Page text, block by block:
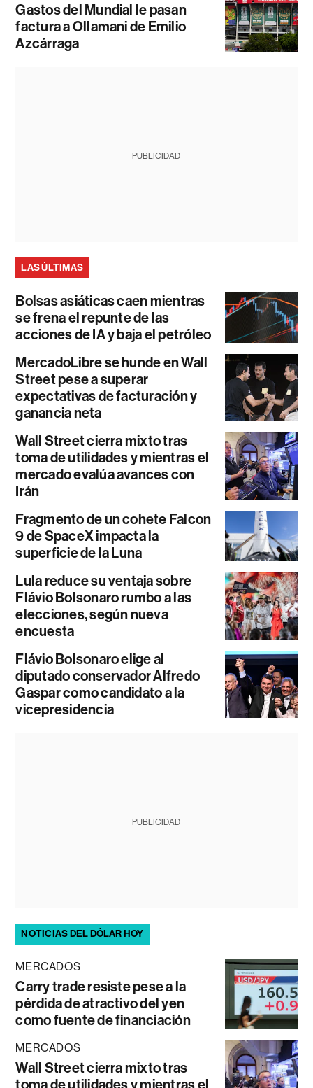
Gastos del Mundial le pasan
factura a Ollamani de Emilio
Azcárraga
PUBLICIDAD
LAS ÚLTIMAS
Bolsas asiáticas caen mientras
se frena el repunte de las
acciones de IA y baja el petróleo
MercadoLibre se hunde en Wall
Street pese a superar
expectativas de facturación y
ganancia neta
Wall Street cierra mixto tras
toma de utilidades y mientras el
mercado evalúa avances con
Irán
Fragmento de un cohete Falcon
9 de SpaceX impacta la
superficie de la Luna
Lula reduce su ventaja sobre
Flávio Bolsonaro rumbo a las
elecciones, según nueva
encuesta
Flávio Bolsonaro elige al
diputado conservador Alfredo
Gaspar como candidato a la
vicepresidencia
PUBLICIDAD
NOTICIAS DEL DÓLAR HOY
MERCADOS
Carry trade resiste pese a la
pérdida de atractivo del yen
como fuente de financiación
MERCADOS
Wall Street cierra mixto tras
toma de utilidades y mientras el